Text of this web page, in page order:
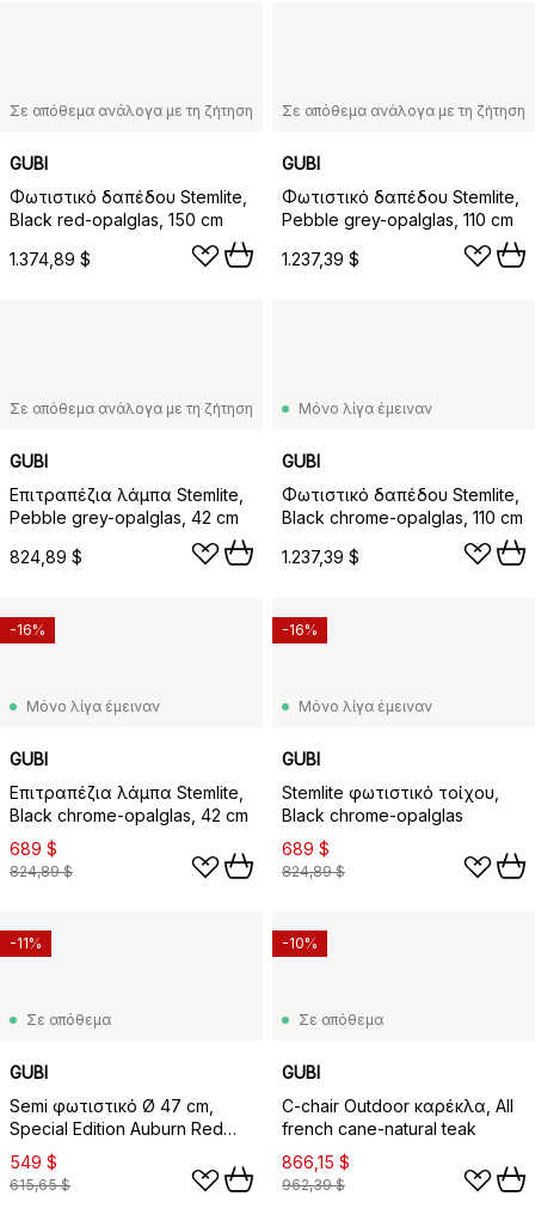
Σε απόθεμα ανάλογα με τη ζήτηση
GUBI
Φωτιστικό δαπέδου Stemlite,
Black red-opalglas, 150 cm
1.374,89 $
Σε απόθεμα ανάλογα με τη ζήτηση
GUBI
Φωτιστικό δαπέδου Stemlite,
Pebble grey-opalglas, 110 cm
1.237,39 $
Σε απόθεμα ανάλογα με τη ζήτηση
GUBI
Επιτραπέζια λάμπα Stemlite,
Pebble grey-opalglas, 42 cm
824,89 $
Μόνο λίγα έμειναν
GUBI
Φωτιστικό δαπέδου Stemlite,
Black chrome-opalglas, 110 cm
1.237,39 $
Μόνο λίγα έμειναν
GUBI
Επιτραπέζια λάμπα Stemlite,
Black chrome-opalglas, 42 cm
689 $
824,89 $
-16%
Μόνο λίγα έμειναν
GUBI
Stemlite φωτιστικό τοίχου,
Black chrome-opalglas
689 $
824,89 $
-16%
Σε απόθεμα
GUBI
Semi φωτιστικό Ø 47 cm,
Special Edition Auburn Red
semi matt
549 $
615,65 $
-11%
Σε απόθεμα
GUBI
C-chair Outdoor καρέκλα, All
french cane-natural teak
866,15 $
962,39 $
-10%